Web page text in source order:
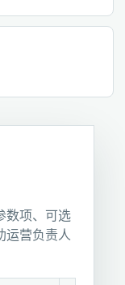
数项、可选
运营负责人